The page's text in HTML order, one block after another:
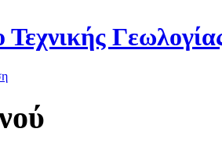
Τεχνικής